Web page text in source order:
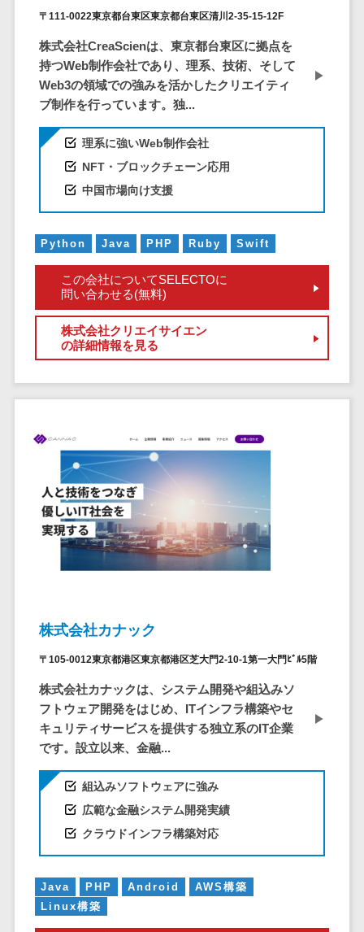
ISMS管理ツール>
リーガルリサーチサービス>
安否確認サービス>
クラウドPBX>
オンラインアシスタント>
会議室予約システム>
SFAツール>
CRMツール>
セールスDX（SFA/MA）>
遠隔接客ツール>
オンライン商談ツール>
インサイドセールス代行サービス>
マーケティング
メール配信システム>
デジタル資産管理システム>
商品情報管理システム>
リード獲得ツール>
DM発送サービス>
LP作成サービス>
広告運用代行>
Webアンケートシステム>
事業戦略
マーケテ
ィング
Webマーケ
ティング
ンサーマー
ケティング
コンテンツ
SNSマーケ
ティング
動画マーケ
ティング
ゲーム
ソーシャル
コンシュー
その他
Web3.0
AI
AR/VR
IoT
補助金・助
経理・会計・
財務
経費精算シス
テム
Web請求書シ
帳票発行サー
ビス
請求書受領サ
サービス
テム
会計ソフト
会計システム
出張管理シス
ファクタリン
テム
固定資産管理
システム
経理アウトソ
請求代行サー
送金サービス
税務申告シス
法務・総務
電子契約シス
テム
契約書レビュ
ーシステム
契約書管理シ
ステム
円
201～300万
5000万円
5001～
10000万円
〒111-0022東京都台東区東京都台東区清川2-35-15-12F
株式会社CreaScienは、東京都台東区に拠点を
持つWeb制作会社であり、理系、技術、そして
Web3の領域での強みを活かしたクリエイティ
ブ制作を行っています。独...
理系に強いWeb制作会社
NFT・ブロックチェーン応用
中国市場向け支援
Python Java PHP Ruby Swift
この会社についてSELECTOに
問い合わせる(無料)
株式会社クリエイサイエン
の詳細情報を見る
株式会社カナック
〒105-0012東京都港区東京都港区芝大門2-10-1第一大門ﾋﾞﾙ5階
株式会社カナックは、システム開発や組込みソ
フトウェア開発をはじめ、ITインフラ構築やセ
キュリティサービスを提供する独立系のIT企業
です。設立以来、金融...
組込みソフトウェアに強み
広範な金融システム開発実績
クラウドインフラ構築対応
Java PHP Android
AWS構築
Linux構築